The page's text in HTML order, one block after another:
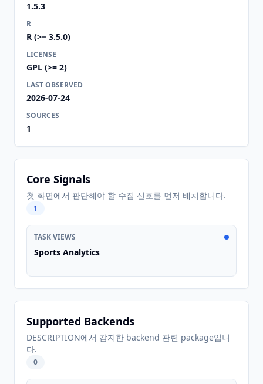
1.5.3
R
R (>= 3.5.0)
LICENSE
GPL (>= 2)
LAST OBSERVED
2026-07-24
SOURCES
1
Core Signals
첫 화면에서 판단해야 할 수집 신호를 먼저 배치합니다.
1
TASK VIEWS
Sports Analytics
Supported Backends
DESCRIPTION에서 감지한 backend 관련 package입니
다.
0